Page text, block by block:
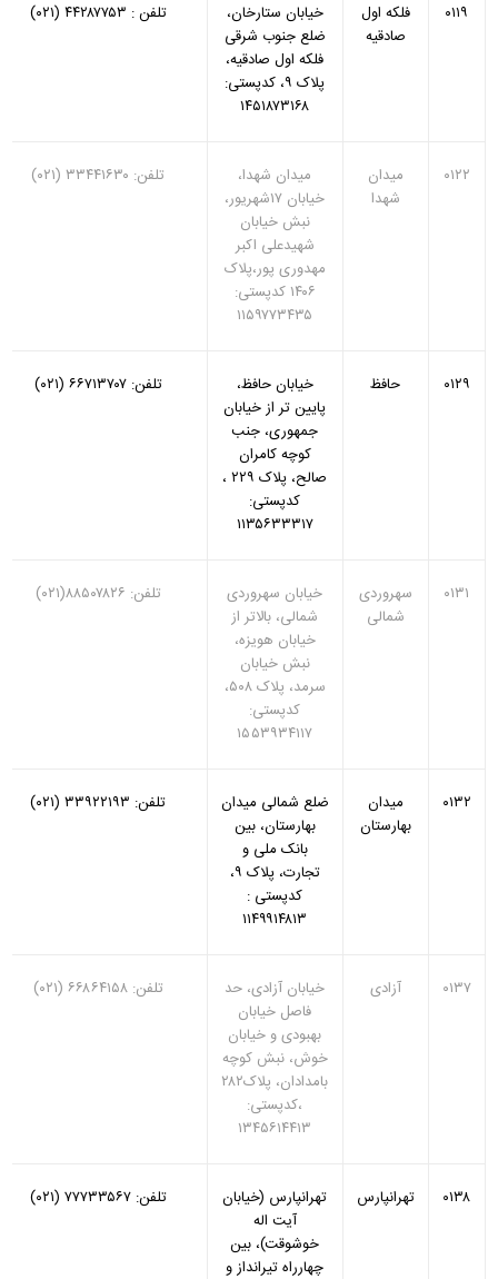
۰۱۱۹
فلکه اول
صادقیه
خیابان ستارخان،
ضلع جنوب شرقی
فلکه اول صادقیه،
پلاک ۹، کدپستی:
۱۴۵۱۸۷۳۱۶۸
تلفن : ۴۴۲۸۷۷۵۳ (۰۲۱)
۰۱۲۲
میدان
شهدا
میدان شهدا،
خیابان ۱۷شهریور،
نبش خیابان
شهیدعلی اکبر
مهدوری پور،پلاک
۱۴۰۶ کدپستی:
۱۱۵۹۷۷۳۴۳۵
تلفن: ۳۳۴۴۱۶۳۰ (۰۲۱)
۰۱۲۹ حافظ
خیابان حافظ،
پایین تر از خیابان
جمهوری، جنب
کوچه کامران
صالح، پلاک ۲۲۹ ،
کدپستی:
۱۱۳۵۶۳۳۳۱۷
تلفن: ۶۶۷۱۳۷۰۷ (۰۲۱)
۰۱۳۱
سهروردی
شمالی
خیابان سهروردی
شمالی‏، بالاتر از
خیابان هویزه،
نبش خیابان
سرمد، پلاک ۵۰۸،
کدپستی:
۱۵۵۳۹۳۴۱۱۷
تلفن: ۸۸۵۰۷۸۲۶(۰۲۱)
۰۱۳۲
میدان
بهارستان
ضلع شمالی میدان
بهارستان، بین
بانک ملی و
تجارت، پلاک ۹،
کدپستی :
۱۱۴۹۹۱۴۸۱۳
تلفن: ۳۳۹۲۲۱۹۳ (۰۲۱)
۰۱۳۷ آزادی
خیابان آزادی، حد
فاصل خیابان
بهبودی و خیابان
خوش، نبش کوچه
بامدادان، پلاک۲۸۲
،کدپستی:
۱۳۴۵۶۱۴۴۱۳
تلفن: ۶۶۸۶۴۱۵۸ (۰۲۱)
۰۱۳۸ تهرانپارس
تهرانپارس (خیابان
آیت اله
خوشوقت)، بین
چهارراه تیرانداز و
تلفن: ۷۷۷۳۳۵۶۷ (۰۲۱)